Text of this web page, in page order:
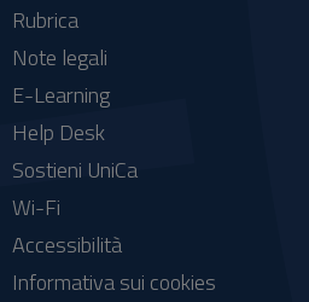
Rubrica
Note legali
E-Learning
Help Desk
Sostieni UniCa
Wi-Fi
Accessibilità
Informativa sui cookies